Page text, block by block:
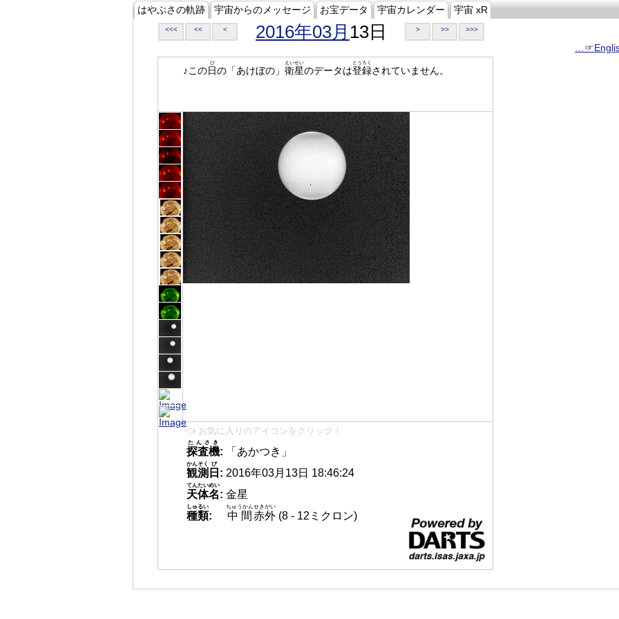
はやぶさの軌跡 宇宙からのメッセージ お宝データ 宇宙カレンダー 宇宙 xR
<<< << < 2016年03月 13日 > >> >>>
♪この日
ひ
の「あけぼの」 衛星
えいせい
のデータは登録
とうろく
されていません。
👈 お気に入りのアイコンをクリック！
探査機
たんさき
:
「あかつき」
観測
かんそく
日
び
: 2016年03月13日 18:46:24
天体名
てんたいめい
: 金星
種類
しゅるい
: 中間
ちゅうかん
赤外
せきがい
(8 - 12ミクロン)